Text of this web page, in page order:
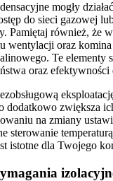
mogły
do sieci gazowej
Pamiętaj również, że
wentylacji oraz
Te elementy
oraz efektywności
dodatkowo zwiększa
na zmiany
sterowanie
istotne dla Twojego